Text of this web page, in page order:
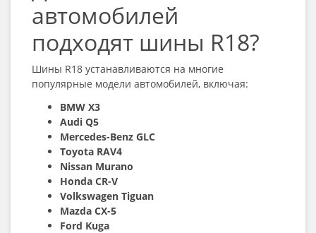
автомобилей
подходят шины R18?
Шины R18 устанавливаются на многие
популярные модели автомобилей, включая:
BMW X3
Audi Q5
Mercedes-Benz GLC
Toyota RAV4
Nissan Murano
Honda CR-V
Volkswagen Tiguan
Mazda CX-5
Ford Kuga